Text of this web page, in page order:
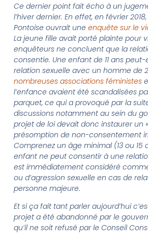
Ce dernier point fait écho à un
l’hiver dernier. En effet, en février
Pontoise ouvrait une enquête sur le
La jeune fille avait porté plainte pour
enquêteurs ne concluent que la
consentie. Une enfant de 11 ans
relation sexuelle avec un homme de
nombreuses associations féministes
l’enfance avaient été scandalisées
parquet, ce qui a provoqué par la
discussions notamment au sein du
projet de loi devait donc instaurer un
présomption de non-consentement
Comprenez un âge minimal (13 ou 15
enfant ne peut consentir à une
est immédiatement considéré
ou d’agression sexuelle en cas de
personne majeure.
Et si ça fait tant parler aujourd’hui
projet a été abandonné par le
qu’il ne soit refusé par le Conseil